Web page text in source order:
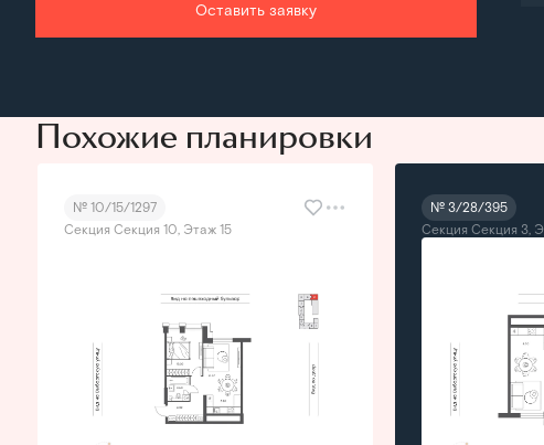
Оставить заявку
Похожие планировки
№ 10/15/1297
Секция Секция 10, Этаж 15
№ 3/28/395
Секция Секция 3,